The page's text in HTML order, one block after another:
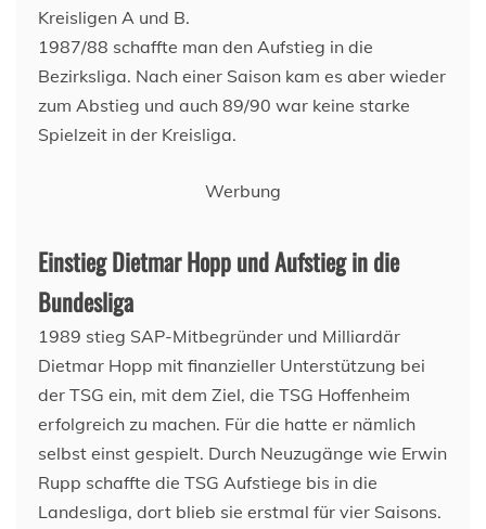
Kreisligen A und B.
1987/88 schaffte man den Aufstieg in die
Bezirksliga. Nach einer Saison kam es aber wieder
zum Abstieg und auch 89/90 war keine starke
Spielzeit in der Kreisliga.
Werbung
Einstieg Dietmar Hopp und Aufstieg in die
Bundesliga
1989 stieg SAP-Mitbegründer und Milliardär
Dietmar Hopp mit finanzieller Unterstützung bei
der TSG ein, mit dem Ziel, die TSG Hoffenheim
erfolgreich zu machen. Für die hatte er nämlich
selbst einst gespielt. Durch Neuzugänge wie Erwin
Rupp schaffte die TSG Aufstiege bis in die
Landesliga, dort blieb sie erstmal für vier Saisons.